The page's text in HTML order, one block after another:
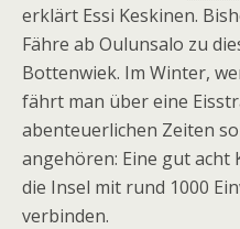
erklärt Essi Keskinen.
Fähre ab Oulunsalo zu
Bottenwiek. Im Winter,
fährt man über eine
abenteuerlichen Zeiten
angehören: Eine gut acht
die Insel mit rund 1000
verbinden.